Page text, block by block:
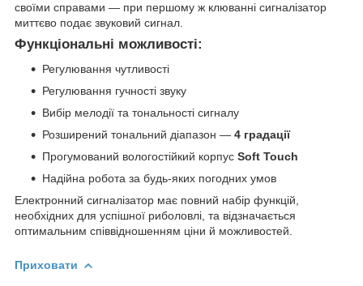
своїми справами — при першому ж клюванні сигналізатор
миттєво подає звуковий сигнал.
Функціональні можливості:
Регулювання чутливості
Регулювання гучності звуку
Вибір мелодії та тональності сигналу
Розширений тональний діапазон — 4 градації
Прогумований вологостійкий корпус Soft Touch
Надійна робота за будь-яких погодних умов
Електронний сигналізатор має повний набір функцій,
необхідних для успішної риболовлі, та відзначається
оптимальним співвідношенням ціни й можливостей.
Приховати